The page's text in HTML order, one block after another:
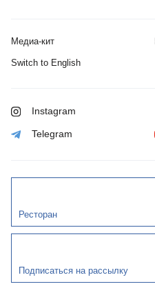
Медиа-кит
Switch to English
Instagram
Telegram
Ресторан
Подписаться на рассылку